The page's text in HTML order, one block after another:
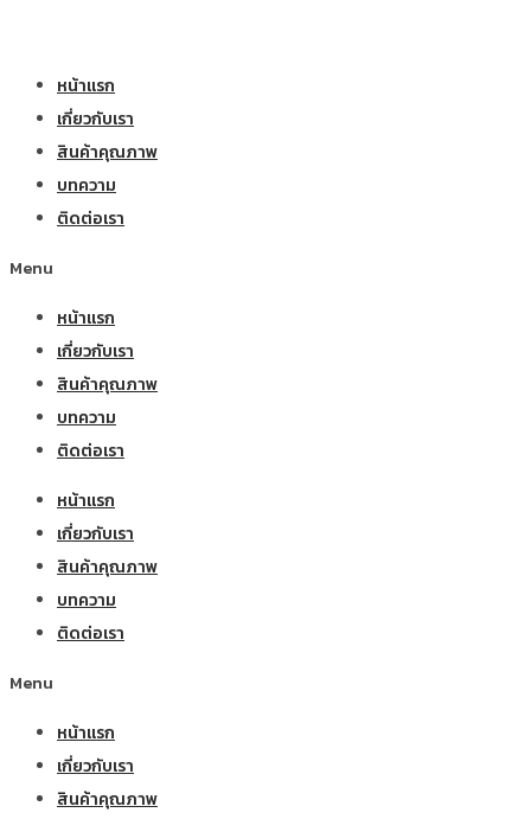
หน้าแรก
เกี่ยวกับเรา
สินค้าคุณภาพ
บทความ
ติดต่อเรา
Menu
หน้าแรก
เกี่ยวกับเรา
สินค้าคุณภาพ
บทความ
ติดต่อเรา
หน้าแรก
เกี่ยวกับเรา
สินค้าคุณภาพ
บทความ
ติดต่อเรา
Menu
หน้าแรก
เกี่ยวกับเรา
สินค้าคุณภาพ